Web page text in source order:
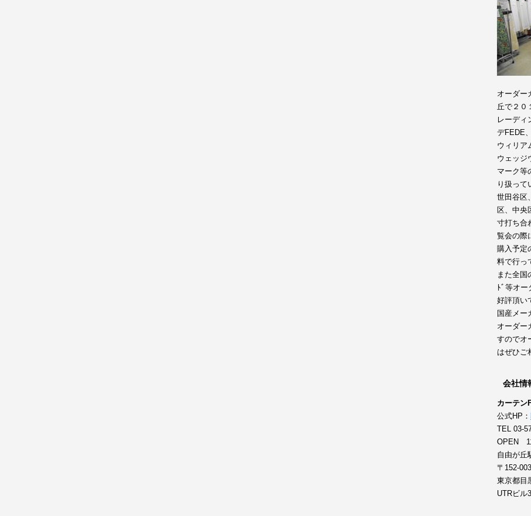
オーダー
丘で２０
レーディ
デFEDE
ウィリア
ウェッジ
マーク等
り扱って
世田谷区
区、中央
寸打ち合
覧会の際
購入予定
料で行っ
また全国
ﾄﾞ等オ
好評頂い
国産メー
オーダー
すのでオ
はぜひご
会社情
カーテン
公式HP：
TEL 03-
OPEN
自由が丘
〒152-
東京都目
UTRビル